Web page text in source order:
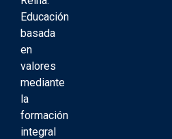
Educación
basada
en
valores
mediante
la
formación
integral